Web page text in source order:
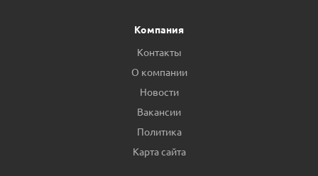
Компания
Контакты
О компании
Новости
Вакансии
Политика
Карта сайта